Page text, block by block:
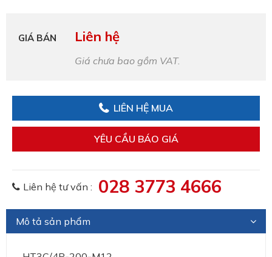
GIÁ BÁN Liên hệ
Giá chưa bao gồm VAT.
LIÊN HỆ MUA
YÊU CẦU BÁO GIÁ
Liên hệ tư vấn : 028 3773 4666
Mô tả sản phẩm